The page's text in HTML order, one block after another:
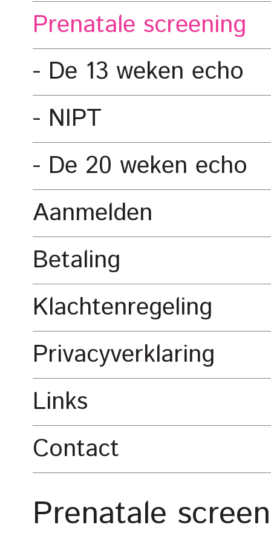
Prenatale screening
De 13 weken echo
NIPT
De 20 weken echo
Aanmelden
Betaling
Klachtenregeling
Privacyverklaring
Links
Contact
Prenatale